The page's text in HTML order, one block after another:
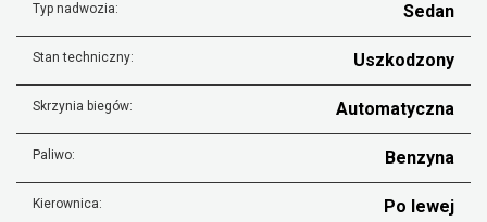
Typ nadwozia: Sedan
Stan techniczny: Uszkodzony
Skrzynia biegów: Automatyczna
Paliwo: Benzyna
Kierownica: Po lewej